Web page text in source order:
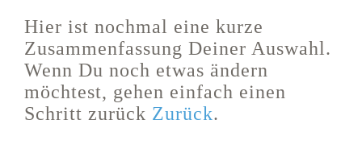
Hier ist nochmal eine kurze
Zusammenfassung Deiner Auswahl.
Wenn Du noch etwas ändern
möchtest, gehen einfach einen
Schritt zurück Zurück.